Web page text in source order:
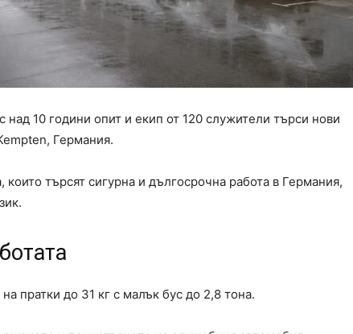
над 10 години опит и екип от 120 служители търси нови
Германия.
търсят сигурна и дългосрочна работа в Германия,
пратки до 31 кг с малък бус до 2,8 тона.